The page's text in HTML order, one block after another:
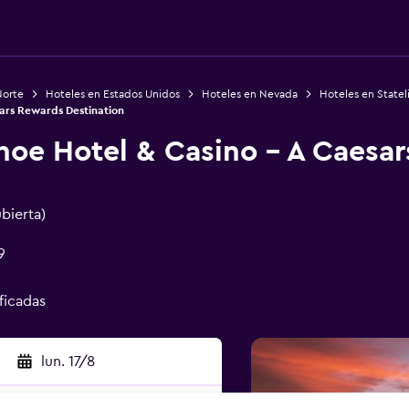
Hoteles en Estados Unidos Hoteles en Nevada
Hoteles en
Rewards Destination
Hotel & Casino - A
lun. 17/8